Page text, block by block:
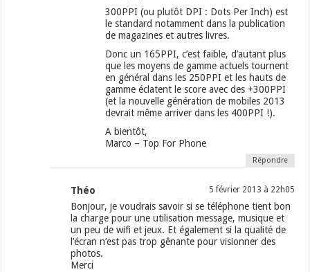
300PPI (ou plutôt DPI : Dots Per Inch) est
le standard notamment dans la publication
de magazines et autres livres.
Donc un 165PPI, c’est faible, d’autant plus
que les moyens de gamme actuels tournent
en général dans les 250PPI et les hauts de
gamme éclatent le score avec des +300PPI
(et la nouvelle génération de mobiles 2013
devrait même arriver dans les 400PPI !).
A bientôt,
Marco – Top For Phone
Répondre
Théo 5 février 2013 à 22h05
Bonjour, je voudrais savoir si se téléphone tient bon
la charge pour une utilisation message, musique et
un peu de wifi et jeux. Et également si la qualité de
l’écran n’est pas trop gênante pour visionner des
photos.
Merci